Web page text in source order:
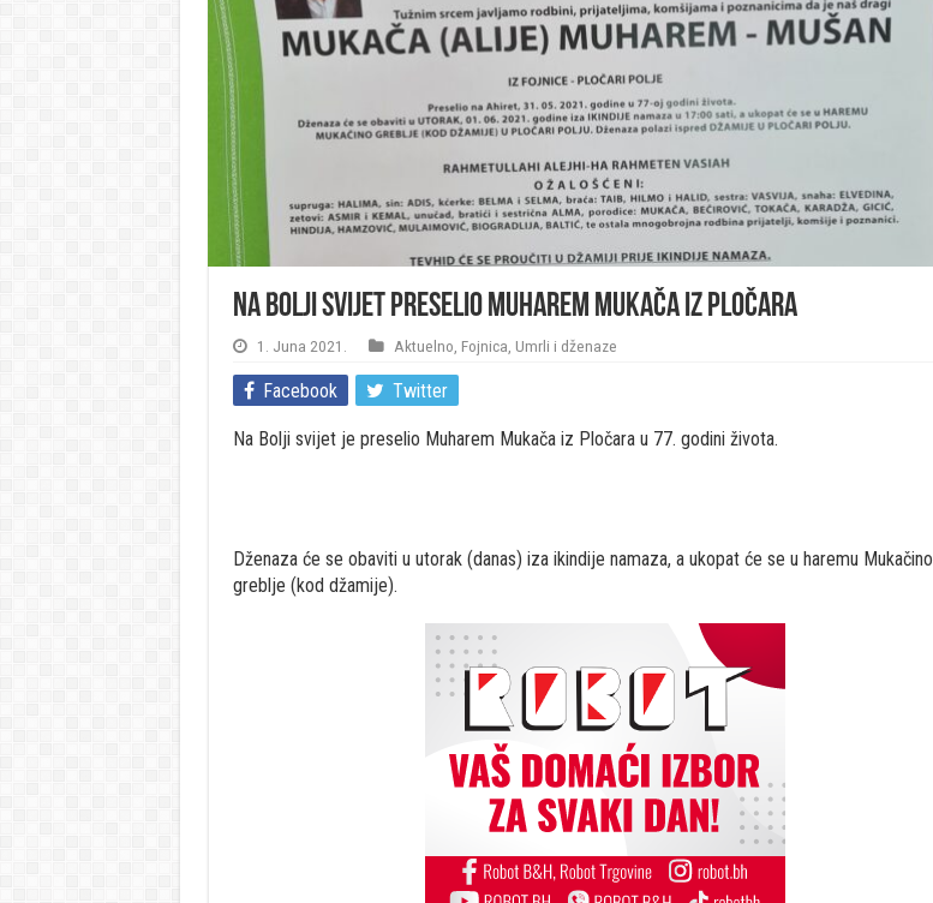
Na Bolji svijet preselio Muharem Mukača iz Pločara
1. Juna 2021. Aktuelno Fojnica Umrli i dženaze
Facebook Twitter
Na Bolji svijet je preselio Muharem Mukača iz Pločara u 77. godini života.
Dženaza će se obaviti u utorak (danas) iza ikindije namaza, a ukopat će se u haremu Mukačino
greblje (kod džamije).